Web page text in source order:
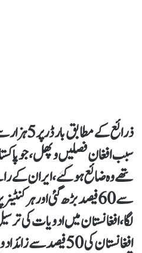
ذرائع کے
سبب افغان فصلیں و پھل، جو
لگا، افغانستان میں ادویات کی
افغانستان کی 50